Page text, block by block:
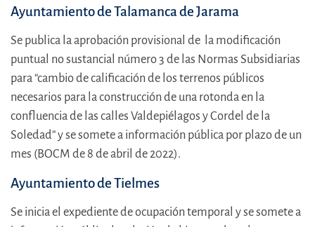
Ayuntamiento de Talamanca de Jarama
Se publica la aprobación provisional de la modificación
puntual no sustancial número 3 de las Normas Subsidiarias
para “cambio de calificación de los terrenos públicos
necesarios para la construcción de una rotonda en la
confluencia de las calles Valdepiélagos y Cordel de la
Soledad” y se somete a información pública por plazo de un
mes (BOCM de 8 de abril de 2022).
Ayuntamiento de Tielmes
Se inicia el expediente de ocupación temporal y se somete a